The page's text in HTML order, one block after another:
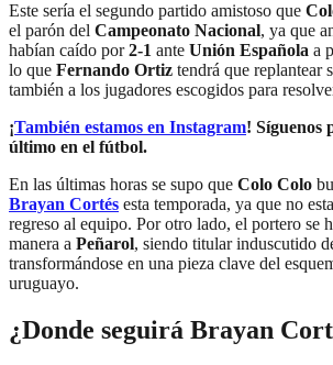
Este sería el segundo partido amistoso que
el parón del Campeonato Nacional, ya que
habían caído por2-1 ante Unión Española a
lo que Fernando Ortiz tendrá que replantear
también a los jugadores escogidos para
¡También estamos en Instagram! Síguenos
último en el fútbol.
En las últimas horas se supo que Colo Colo
Brayan Cortés esta temporada, ya que no
regreso al equipo. Por otro lado, el portero se
manera a Peñarol, siendo titular induscutido
transformándose en una pieza clave del
uruguayo.
¿Donde seguirá Brayan